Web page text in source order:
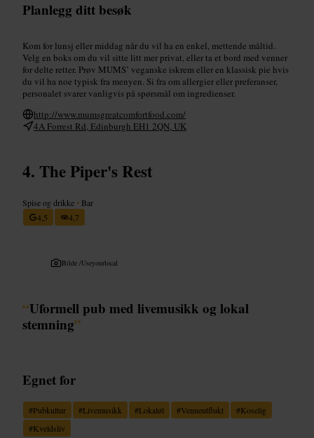
Planlegg ditt besøk
Kom for lunsj eller middag når du vil ha en enkel, mettende måltid.
Velg en boks om du vil sitte litt mer privat, eller ta et bord med venner
for delte retter. Prøv MUMS’ veganske iskrem eller en klassisk pie hvis
du vil ha noe typisk fra menyen. Si fra om allergier eller preferanser,
personalet svarer vanligvis på spørsmål om ingredienser.
http://www.mumsgreatcomfortfood.com/
4A Forrest Rd, Edinburgh EH1 2QN, UK
The Piper's Rest
Spise og drikke • Bar
4,5
4,7
Bilde /Useyourlocal
“Uformell pub med livemusikk og lokal
stemning”
Egnet for
#Pubkultur #Livemusikk #Lokaløl #Venneutflukt #Koselig
#Kveldsliv